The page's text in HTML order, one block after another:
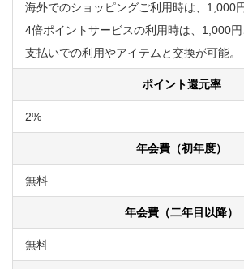
海外でのショッピングご利用時は、1,000
4倍ポイントサービスの利用時は、1,000
支払いでの利用やアイテムと交換が可能。
ポイント還元率
2%
年会費（初年度）
無料
年会費（二年目以降）
無料